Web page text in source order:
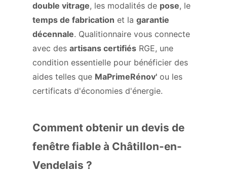
double vitrage, les modalités de pose, le
temps de fabrication et la garantie
décennale. Qualitionnaire vous connecte
avec des artisans certifiés RGE, une
condition essentielle pour bénéficier des
aides telles que MaPrimeRénov' ou les
certificats d'économies d'énergie.
Comment obtenir un devis de
fenêtre fiable à Châtillon-en-
Vendelais ?